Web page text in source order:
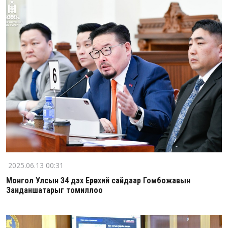
2025.06.13 00:31
Монгол Улсын 34 дэх Ерөнхий сайдаар Гомбожавын
Занданшатарыг томиллоо